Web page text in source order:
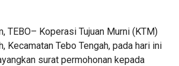
TEBO– Koperasi Tujuan Murni (KTM)
Kecamatan Tebo Tengah, pada hari ini
surat permohonan kepada